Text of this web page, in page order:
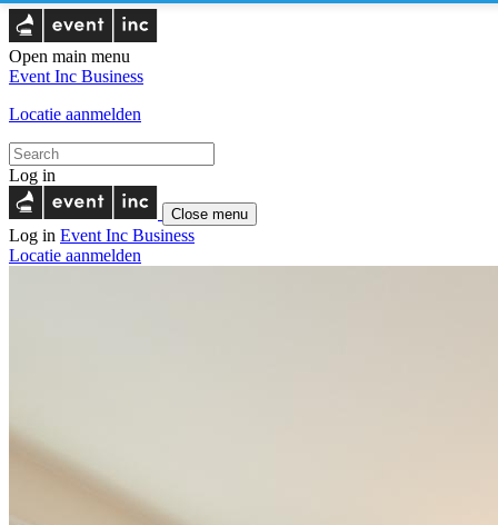
Open main menu
Event Inc Business
Locatie aanmelden
Log in
Close menu
Log in Event Inc Business
Locatie aanmelden